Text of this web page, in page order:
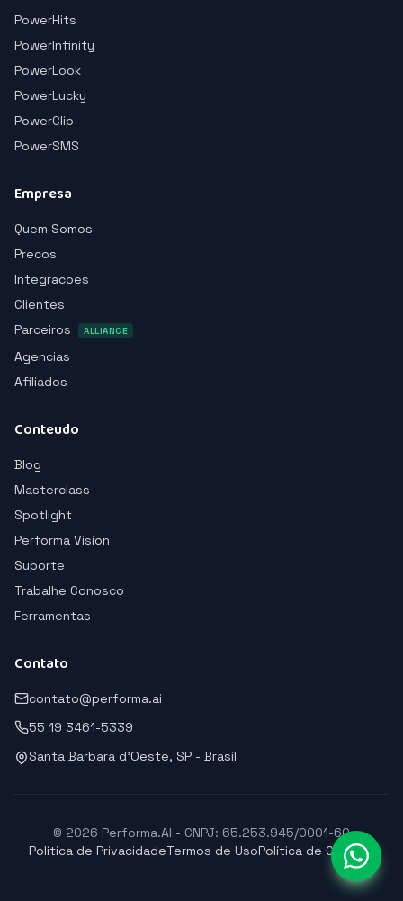
PowerHits
PowerInfinity
PowerLook
PowerLucky
PowerClip
PowerSMS
Empresa
Quem Somos
Precos
Integracoes
Clientes
Parceiros
ALLIANCE
Agencias
Afiliados
Conteudo
Blog
Masterclass
Spotlight
Performa Vision
Suporte
Trabalhe Conosco
Ferramentas
Contato
contato@performa.ai
55 19 3461-5339
Santa Barbara d'Oeste, SP - Brasil
© 2026 Performa.AI - CNPJ: 65.253.945/0001-60
Política de PrivacidadeTermos de UsoPolítica de Cookies